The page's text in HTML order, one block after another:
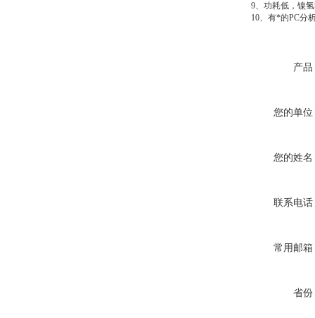
9、功耗低，镍氢
10、有*的PC分析
产品
您的单位
您的姓名
联系电话
常用邮箱
省份